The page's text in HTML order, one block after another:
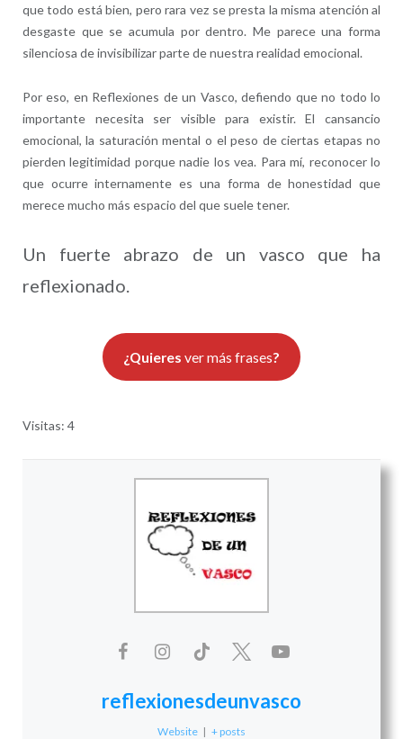
que todo está bien, pero rara vez se presta la misma atención al
desgaste que se acumula por dentro. Me parece una forma
silenciosa de invisibilizar parte de nuestra realidad emocional.
Por eso, en Reflexiones de un Vasco, defiendo que no todo lo
importante necesita ser visible para existir. El cansancio
emocional, la saturación mental o el peso de ciertas etapas no
pierden legitimidad porque nadie los vea. Para mí, reconocer lo
que ocurre internamente es una forma de honestidad que
merece mucho más espacio del que suele tener.
Un fuerte abrazo de un vasco que ha
reflexionado.
¿Quieres ver más frases?
Visitas: 4
reflexionesdeunvasco
Website | + posts